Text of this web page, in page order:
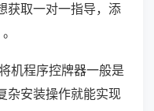
获取一对一指导，添
机程序控牌器一般是
杂安装操作就能实现